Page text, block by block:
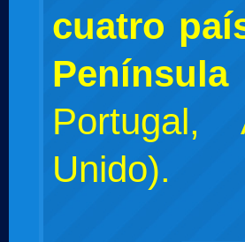
cuatro
Unido).